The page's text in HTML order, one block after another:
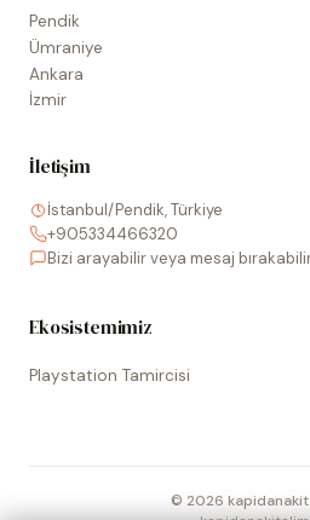
Pendik
Ümraniye
Ankara
İzmir
İletişim
İstanbul/Pendik, Türkiye
+905334466320
Bizi arayabilir veya mesaj
Ekosistemimiz
Playstation Tamircisi
© 2026